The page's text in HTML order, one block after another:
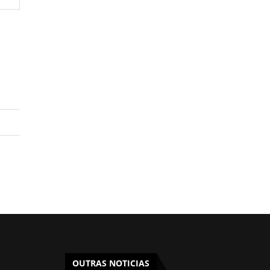
OUTRAS NOTICIAS